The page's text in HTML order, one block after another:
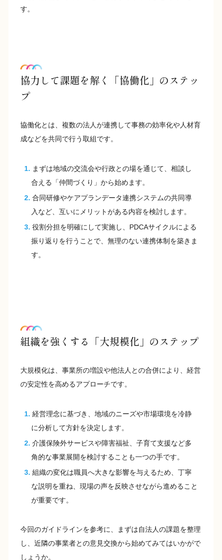
す。
協力して課題を解く「協働化」のステッ
プ
協働化とは、複数の法人が連携して事務の効率化や人材育
成などを共同で行う取組です。
まずは地域の交流会や行政との場を通じて、相談し
合える「仲間づくり」から始めます。
合同研修やケアプランデータ連携システムの共同導
入など、互いにメリットがある内容を検討します。
役割分担を明確にして実施し、PDCAサイクルによる
振り返りを行うことで、無理のない連携体制を築きま
す。
組織を強くする「大規模化」のステップ
大規模化は、事業所の増設や他法人との合併により、経営
の安定性を高めるアプローチです。
経営理念に基づき、地域のニーズや市場環境を冷静
に分析して方針を決定します。
介護保険外サービスや障害福祉、子育て支援など多
角的な事業展開を検討することも一つの手です。
組織の変化は職員へ大きな影響を与えるため、丁寧
な説明を重ね、現場の声を反映させながら進めること
が重要です。
今回のガイドラインを参考に、まずは自法人の課題を整理
し、近隣の事業者との意見交換から始めてみてはいかがで
しょうか。